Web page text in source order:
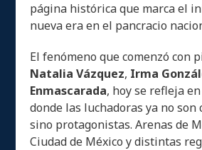
página histórica que marca el
nueva era en el pancracio
El fenómeno que comenzó con
Natalia Vázquez, Irma
Enmascarada, hoy se refleja
donde las luchadoras ya no son
sino protagonistas. Arenas de
Ciudad de México y distintas